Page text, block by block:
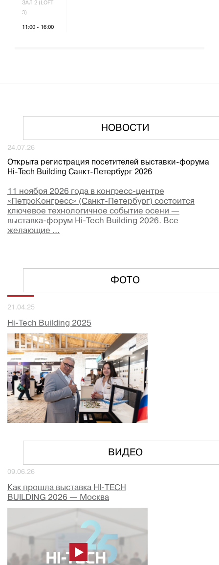
ЗАЛ 2 (LOFT
3)
11:00 - 16:00
НОВОСТИ
24.07.26
Открыта регистрация посетителей выставки-форума
Hi-Tech Building Санкт-Петербург 2026
11 ноября 2026 года в конгресс-центре
«ПетроКонгресс» (Санкт-Петербург) состоится
ключевое технологичное событие осени —
выставка-форум Hi-Tech Building 2026. Все
желающие ...
ФОТО
21.04.25
Hi-Tech Building 2025
ВИДЕО
09.06.26
Как прошла выставка HI-TECH
BUILDING 2026 — Москва